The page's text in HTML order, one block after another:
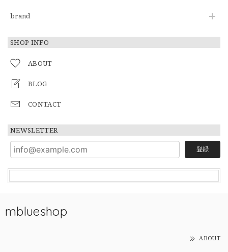
brand
SHOP INFO
ABOUT
BLOG
CONTACT
NEWSLETTER
登録
mblueshop
ABOUT